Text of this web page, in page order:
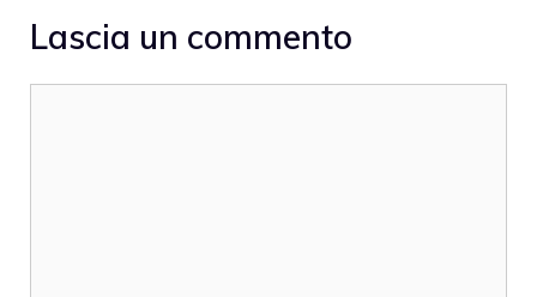
Lascia un commento